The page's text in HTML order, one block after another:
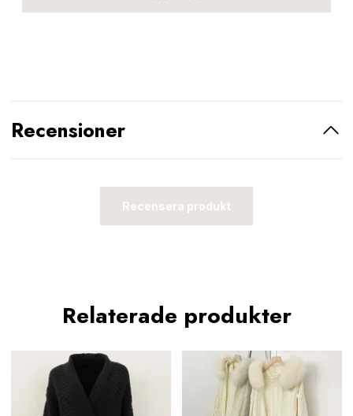
Recensioner
Recensera produkt
Relaterade produkter